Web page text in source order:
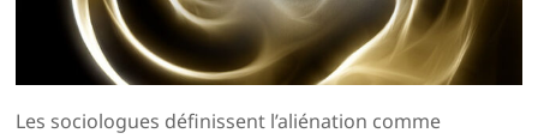
Les sociologues définissent l’aliénation comme